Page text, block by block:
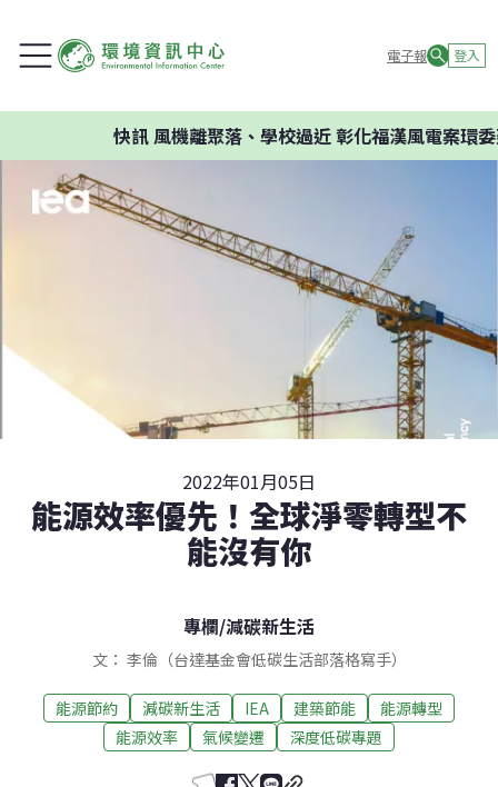
電子報 登入
風機離聚落、學校過近 彰化福漢風電案環委建議不
2022年01月05日
能源效率優先！全球淨零轉型不
能沒有你
專欄/減碳新生活
文： 李倫（台達基金會低碳生活部落格寫手）
能源節約 減碳新生活 IEA 建築節能
能源轉型
能源效率
氣候變遷 深度低碳專題